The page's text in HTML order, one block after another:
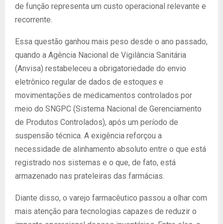
de função representa um custo operacional relevante e
recorrente.
Essa questão ganhou mais peso desde o ano passado,
quando a Agência Nacional de Vigilância Sanitária
(Anvisa) restabeleceu a obrigatoriedade do envio
eletrônico regular de dados de estoques e
movimentações de medicamentos controlados por
meio do SNGPC (Sistema Nacional de Gerenciamento
de Produtos Controlados), após um período de
suspensão técnica. A exigência reforçou a
necessidade de alinhamento absoluto entre o que está
registrado nos sistemas e o que, de fato, está
armazenado nas prateleiras das farmácias.
Diante disso, o varejo farmacêutico passou a olhar com
mais atenção para tecnologias capazes de reduzir o